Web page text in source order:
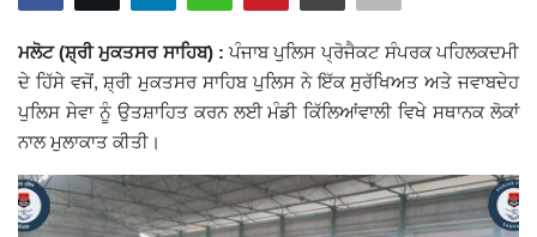
History of Malout
Giddarbaha
Lambi
ਮਲੋਟ (ਸ਼੍ਰੀ ਮੁਕਤਸਰ ਸਾਹਿਬ) : ਪੰਜਾਬ ਪੁਲਿਸ ਪ੍ਰੋਜੈਕਟ ਸੰਪਰਕ ਪਹਿਲਕਦਮੀ
ਦੇ ਹਿੱਸੇ ਵਜੋਂ, ਸ਼੍ਰੀ ਮੁਕਤਸਰ ਸਾਹਿਬ ਪੁਲਿਸ ਨੇ ਇੱਕ ਸੁਰੱਖਿਅਤ ਅਤੇ ਜਵਾਬਦੇਹ
ਪੁਲਿਸ ਸੇਵਾ ਨੂੰ ਉਤਸ਼ਾਹਿਤ ਕਰਨ ਲਈ ਮੰਡੀ ਕਿੱਲਿਆਂਵਾਲੀ ਵਿਖੇ ਸਥਾਨਕ ਲੋਕਾਂ
ਨਾਲ ਮੁਲਾਕਾਤ ਕੀਤੀ।